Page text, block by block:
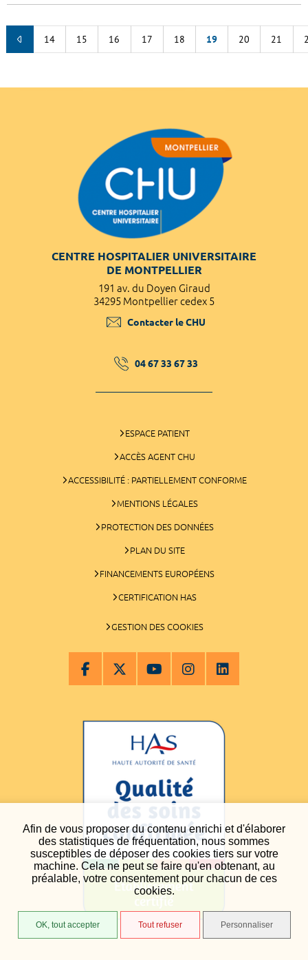
Afin de vous proposer du contenu enrichi et d'élaborer
des statistiques de fréquentation, nous sommes
susceptibles de déposer des cookies tiers sur votre
machine. Cela ne peut se faire qu'en obtenant, au
préalable, votre consentement pour chacun de ces
cookies.
OK, tout accepter Tout refuser Personnaliser
14 15 16 17 18 19 20 21
CENTRE HOSPITALIER UNIVERSITAIRE
DE MONTPELLIER
191 av. du Doyen Giraud
34295 Montpellier cedex 5
Contacter le CHU
04 67 33 67 33
ESPACE PATIENT
ACCÈS AGENT CHU
ACCESSIBILITÉ : PARTIELLEMENT CONFORME
MENTIONS LÉGALES
PROTECTION DES DONNÉES
PLAN DU SITE
FINANCEMENTS EUROPÉENS
CERTIFICATION HAS
GESTION DES COOKIES